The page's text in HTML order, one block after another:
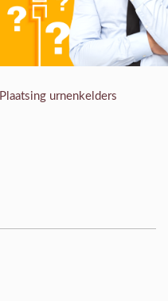
Plaatsing urnenkelders